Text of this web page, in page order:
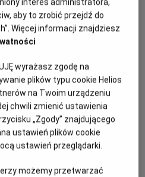
SCENARIUSZ
Ian MacAllister McDonald
Jakle
SZCZEGÓŁÓW
Cheryl chce rozkręcić swoją
dla niej jest udział w
Game”. Z braku innych
udział. Jednym z trzech
Rodney Alcala,
i inteligentne odpowiedzi
Dziewczyna jednak nie wie, że
interes administratora,
aby to zrobić przejdź do
Więcej informacji znajdziesz
wyrażasz zgodę na
plików typu cookie Helios
na Twoim urządzeniu
chwili zmienić ustawienia
„Zgody” znajdującego
ustawień plików cookie
ustawień przeglądarki.
możemy przetwarzać